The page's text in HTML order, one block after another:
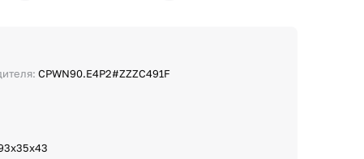
CPWN90.E4P2#ZZZC491F